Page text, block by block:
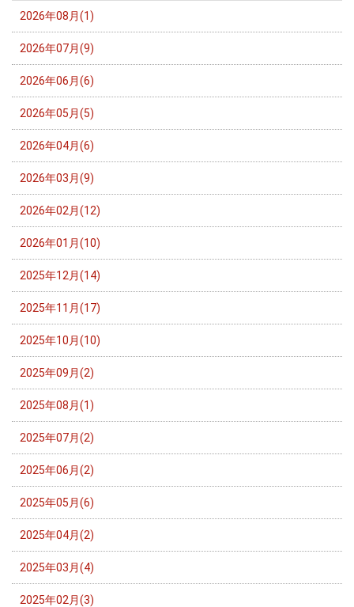
2026年08月(1)
2026年07月(9)
2026年06月(6)
2026年05月(5)
2026年04月(6)
2026年03月(9)
2026年02月(12)
2026年01月(10)
2025年12月(14)
2025年11月(17)
2025年10月(10)
2025年09月(2)
2025年08月(1)
2025年07月(2)
2025年06月(2)
2025年05月(6)
2025年04月(2)
2025年03月(4)
2025年02月(3)